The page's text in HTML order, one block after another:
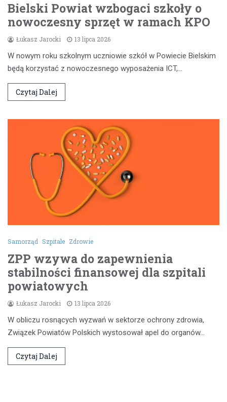
Bielski Powiat wzbogaci szkoły o
nowoczesny sprzęt w ramach KPO
Łukasz Jarocki 13 lipca 2026
W nowym roku szkolnym uczniowie szkół w Powiecie Bielskim
będą korzystać z nowoczesnego wyposażenia ICT,…
Czytaj Dalej
Samorząd Szpitale Zdrowie
ZPP wzywa do zapewnienia
stabilności finansowej dla szpitali
powiatowych
Łukasz Jarocki 13 lipca 2026
W obliczu rosnących wyzwań w sektorze ochrony zdrowia,
Związek Powiatów Polskich wystosował apel do organów…
Czytaj Dalej